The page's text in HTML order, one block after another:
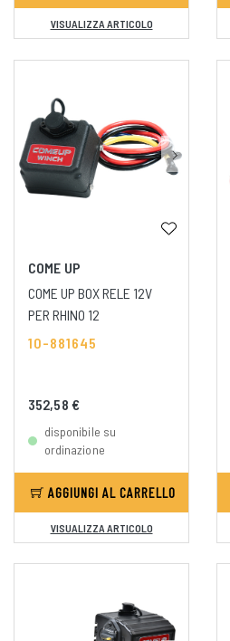
VISUALIZZA ARTICOLO
COME UP
COME UP BOX RELE 12V
PER RHINO 12
10-881645
352,58 €
disponibile su
ordinazione
AGGIUNGI AL CARRELLO
VISUALIZZA ARTICOLO